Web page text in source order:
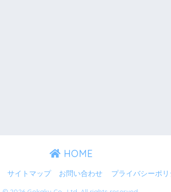
HOME
サイトマップ お問い合わせ プライバシーポリ